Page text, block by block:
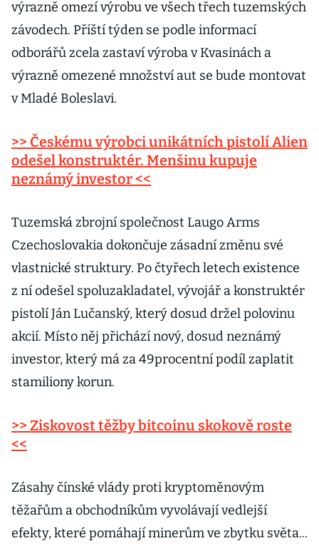
výrazně omezí výrobu ve všech třech tuzemských
závodech. Příští týden se podle informací
odborářů zcela zastaví výroba v Kvasinách a
výrazně omezené množství aut se bude montovat
v Mladé Boleslavi.
>> Českému výrobci unikátních pistolí Alien
odešel konstruktér. Menšinu kupuje
neznámý investor <<
Tuzemská zbrojní společnost Laugo Arms
Czechoslovakia dokončuje zásadní změnu své
vlastnické struktury. Po čtyřech letech existence
z ní odešel spoluzakladatel, vývojář a konstruktér
pistolí Ján Lučanský, který dosud držel polovinu
akcií. Místo něj přichází nový, dosud neznámý
investor, který má za 49procentní podíl zaplatit
stamiliony korun.
>> Ziskovost těžby bitcoinu skokově roste
<<
Zásahy čínské vlády proti kryptoměnovým
těžařům a obchodníkům vyvolávají vedlejší
efekty, které pomáhají minerům ve zbytku světa...